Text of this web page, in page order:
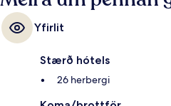
Yfirlit
Stærð hótels
26 herbergi